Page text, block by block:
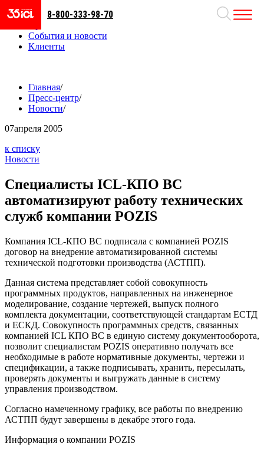
Направления
События и новости
Клиенты
8-800-333-98-70
Главная/
Пресс-центр/
Новости/
07апреля 2005
к списку
Новости
Специалисты ICL-КПО ВС
автоматизируют работу технических
служб компании POZIS
Компания ICL-КПО ВС подписала с компанией POZIS
договор на внедрение автоматизированной системы
технической подготовки производства (АСТПП).
Данная система представляет собой совокупность
программных продуктов, направленных на инженерное
моделирование, создание чертежей, выпуск полного
комплекта документации, соответствующей стандартам ЕСТД
и ЕСКД. Совокупность программных средств, связанных
компанией ICL КПО ВС в единую систему документооборота,
позволит специалистам POZIS оперативно получать все
необходимые в работе нормативные документы, чертежи и
спецификации, а также подписывать, хранить, пересылать,
проверять документы и выгружать данные в систему
управления производством.
Согласно намеченному графику, все работы по внедрению
АСТПП будут завершены в декабре этого года.
Информация о компании POZIS